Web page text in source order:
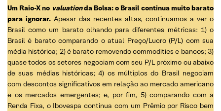
Um Raio-X no valuationda Bolsa: o Brasil continua muito barato
para ignorar. Apesar das recentes altas, continuamos a ver o
Brasil como um barato olhando para diferentes métricas: 1) o
Brasil é barato comparando o atual Preço/Lucro (P/L) com sua
média histórica; 2) é barato removendo commodities e bancos; 3)
quase todos os setores negociam com seu P/L próximo ou abaixo
de suas médias históricas; 4) os múltiplos do Brasil negociam
com descontos significativos em relação ao mercado americano
e os mercados emergentes; e, por fim, 5) comparando com a
Renda Fixa, o Ibovespa continua com um Prêmio por Risco bem